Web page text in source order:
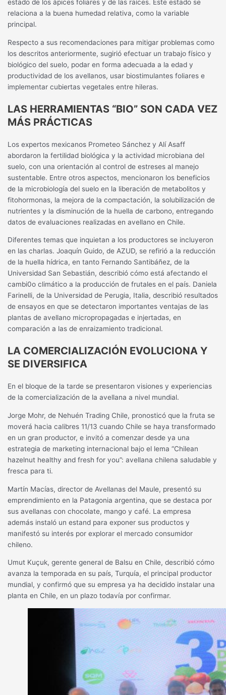
estado de los ápices foliares y de las raíces. Este estado se
relaciona a la buena humedad relativa, como la variable
principal.
Respecto a sus recomendaciones para mitigar problemas como
los descritos anteriormente, sugirió efectuar un trabajo físico y
biológico del suelo, podar en forma adecuada a la edad y
productividad de los avellanos, usar biostimulantes foliares e
implementar cubiertas vegetales entre hileras.
LAS HERRAMIENTAS “BIO” SON CADA VEZ
MÁS PRÁCTICAS
Los expertos mexicanos Prometeo Sánchez y Alí Asaff
abordaron la fertilidad biológica y la actividad microbiana del
suelo, con una orientación al control de estreses al manejo
sustentable. Entre otros aspectos, mencionaron los beneficios
de la microbiología del suelo en la liberación de metabolitos y
fitohormonas, la mejora de la compactación, la solubilización de
nutrientes y la disminución de la huella de carbono, entregando
datos de evaluaciones realizadas en avellano en Chile.
Diferentes temas que inquietan a los productores se incluyeron
en las charlas. Joaquín Guido, de AZUD, se refirió a la reducción
de la huella hídrica, en tanto Fernando Santibáñez, de la
Universidad San Sebastián, describió cómo está afectando el
cambi0o climático a la producción de frutales en el país. Daniela
Farinelli, de la Universidad de Perugia, Italia, describió resultados
de ensayos en que se detectaron importantes ventajas de las
plantas de avellano micropropagadas e injertadas, en
comparación a las de enraizamiento tradicional.
LA COMERCIALIZACIÓN EVOLUCIONA Y
SE DIVERSIFICA
En el bloque de la tarde se presentaron visiones y experiencias
de la comercialización de la avellana a nivel mundial.
Jorge Mohr, de Nehuén Trading Chile, pronosticó que la fruta se
moverá hacia calibres 11/13 cuando Chile se haya transformado
en un gran productor, e invitó a comenzar desde ya una
estrategia de marketing internacional bajo el lema “Chilean
hazelnut healthy and fresh for you”: avellana chilena saludable y
fresca para ti.
Martín Macías, director de Avellanas del Maule, presentó su
emprendimiento en la Patagonia argentina, que se destaca por
sus avellanas con chocolate, mango y café. La empresa
además instaló un estand para exponer sus productos y
manifestó su interés por explorar el mercado consumidor
chileno.
Umut Kuçuk, gerente general de Balsu en Chile, describió cómo
avanza la temporada en su país, Turquía, el principal productor
mundial, y confirmó que su empresa ya ha decidido instalar una
planta en Chile, en un plazo todavía por confirmar.